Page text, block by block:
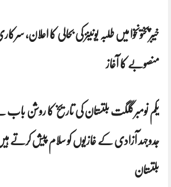
خیبرپختونخوا میں طلبہ یونینز کی بحالی کا اعلان،
منصوبے کا آغاز
یکم نومبرگلگت بلتستان کی تاریخ کا روشن
جدوجہد آزادی کے غازیوں کو سلام پیش کرتے
بلتستان